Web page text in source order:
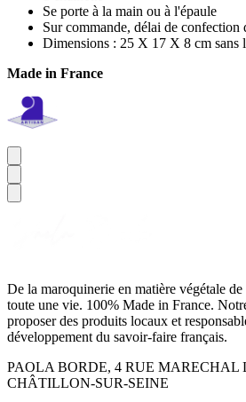
Se porte à la main ou à l'épaule
Sur commande, délai de confection
Dimensions : 25 X 17 X 8 cm sans
Made in France
De la maroquinerie en matière végétale
toute une vie. 100% Made in France.
proposer des produits locaux et
développement du savoir-faire français.
PAOLA BORDE, 4 RUE MARECHAL
CHÂTILLON-SUR-SEINE